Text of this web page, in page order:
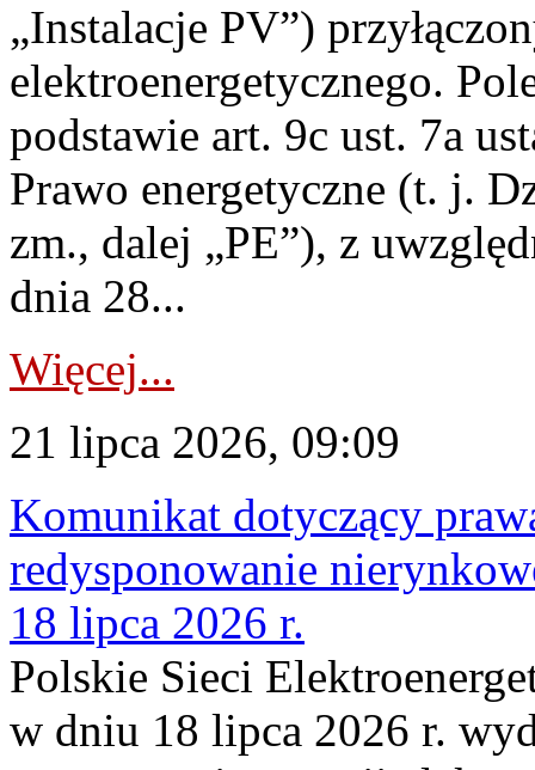
„Instalacje PV”)
elektroenergetycznego.
podstawie art. 9c ust. 7a
Prawo energetyczne (t. j.
zm., dalej „PE”), z
dnia 28...
Więcej...
21 lipca 2026, 09:09
Komunikat dotyczący
redysponowanie
18 lipca 2026 r.
Polskie Sieci
w dniu 18 lipca 2026 r.